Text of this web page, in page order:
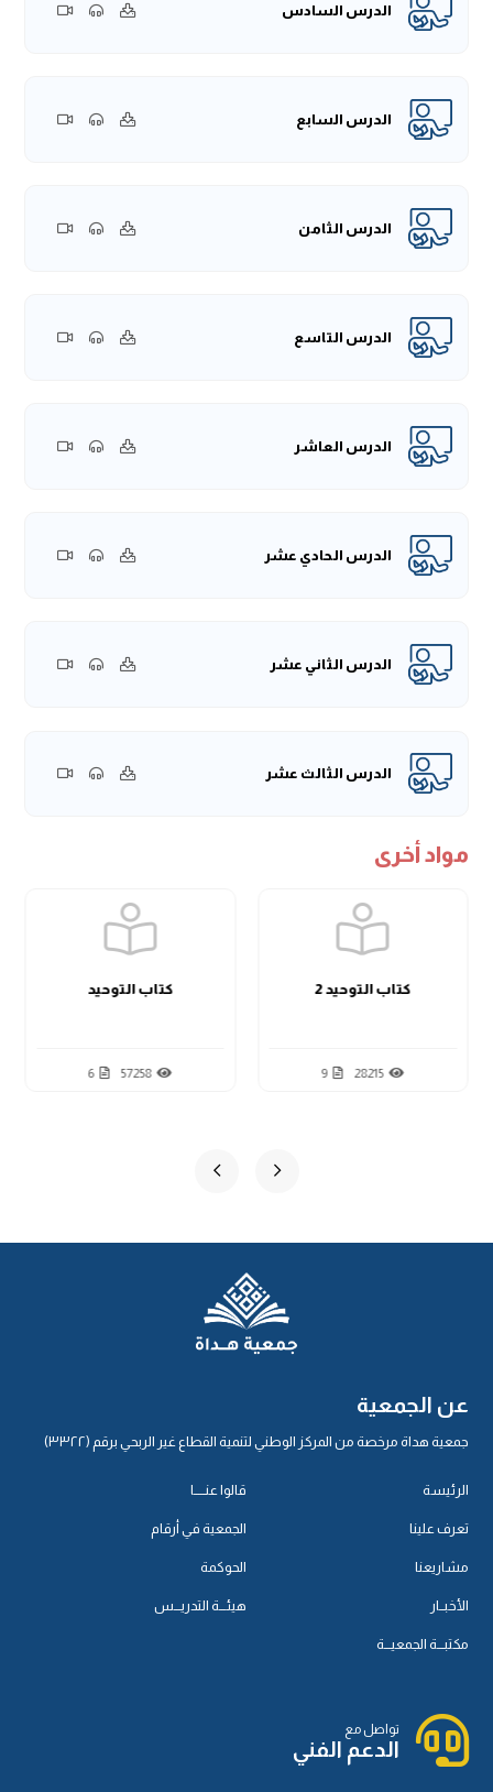
الدرس السادس
الدرس السابع
الدرس الثامن
الدرس التاسع
الدرس العاشر
الدرس الحادي عشر
الدرس الثاني عشر
الدرس الثالث عشر
مواد أخرى
كتاب التوحيد 2
28215
9
كتاب التوحيد
57258
6
عن الجمعية
جمعية هداة مرخصة من المركز الوطني لتنمية القطاع غير الربحي برقم (٣٣٢٢)
الرئيسة
تعرف علينا
مشاريعنا
الأخبــار
مكتبـــة الجمعيـــة
قالوا عنـــــا
الجمعية في أرقام
الحوكمة
هيئـــة التدريـــس
تواصل مع
الدعم الفني